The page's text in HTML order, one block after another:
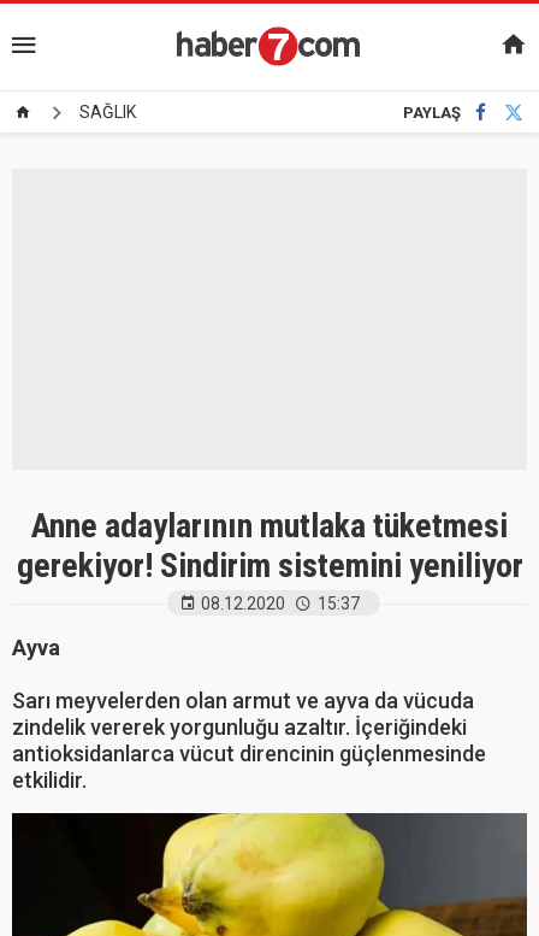
SAĞLIK PAYLAŞ
Anne adaylarının mutlaka tüketmesi
gerekiyor! Sindirim sistemini yeniliyor
08.12.2020 15:37
Ayva
Sarı meyvelerden olan armut ve ayva da vücuda
zindelik vererek yorgunluğu azaltır. İçeriğindeki
antioksidanlarca vücut direncinin güçlenmesinde
etkilidir.